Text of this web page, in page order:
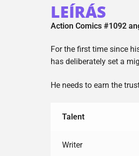
LEÍRÁS
Action Comics #1092
For the first time since
has deliberately set a
He needs to earn the
Talent
Writer